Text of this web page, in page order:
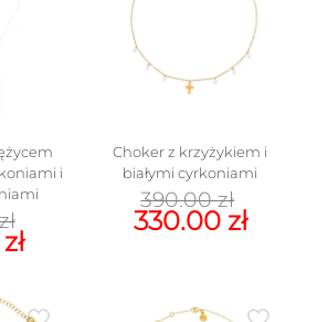
i
Pierwotna
cena
wynosiła:
złAktualna
cena
195.00 zł.
Choker z krzyżykiem i
białymi cyrkoniami
390.00zł
cena
330.00 zł
cena